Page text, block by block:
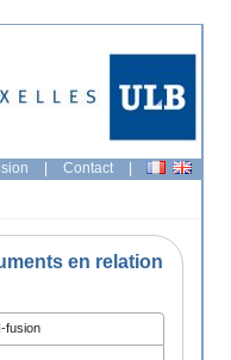
| Contact |
en relation
fusion